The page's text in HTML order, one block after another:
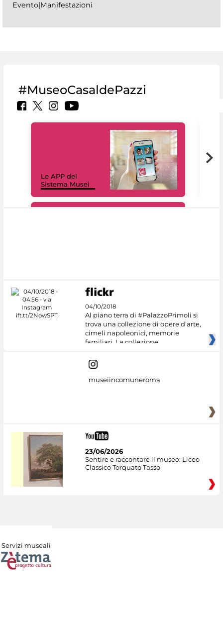
Evento|Manifestazioni
#MuseoCasaldePazzi
Le APP del
Sistema Musei
04/10/2018
Al piano terra di #PalazzoPrimoli si
trova una collezione di opere d’arte,
cimeli napoleonici, memorie
familiari. La collezione
museiincomuneroma
23/06/2026
Sentire e raccontare il museo: Liceo
Classico Torquato Tasso
Servizi museali